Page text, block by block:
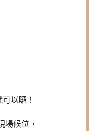
以囉！
場候位，